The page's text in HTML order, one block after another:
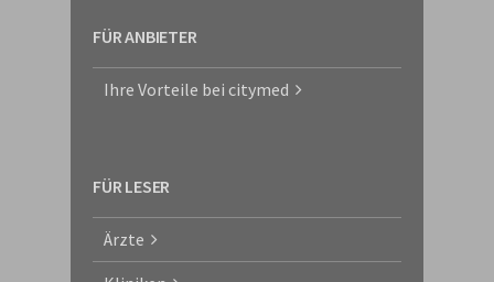
FÜR ANBIETER
Ihre Vorteile bei citymed
FÜR LESER
Ärzte